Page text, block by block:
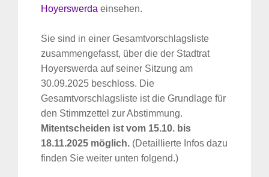
Hoyerswerda einsehen.
Sie sind in einer Gesamtvorschlagsliste
zusammengefasst, über die der Stadtrat
Hoyerswerda auf seiner Sitzung am
30.09.2025 beschloss. Die
Gesamtvorschlagsliste ist die Grundlage für
den Stimmzettel zur Abstimmung.
Mitentscheiden ist vom 15.10. bis
18.11.2025 möglich. (Detaillierte Infos dazu
finden Sie weiter unten folgend.)